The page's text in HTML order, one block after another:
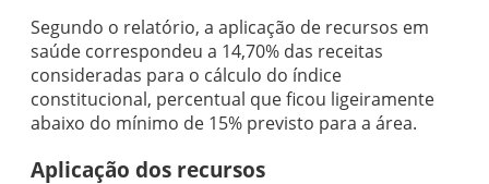
Segundo o relatório, a aplicação de recursos em
saúde correspondeu a 14,70% das receitas
consideradas para o cálculo do índice
constitucional, percentual que ficou ligeiramente
abaixo do mínimo de 15% previsto para a área.
Aplicação dos recursos